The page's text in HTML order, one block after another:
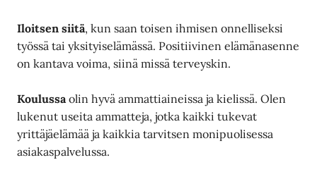
Iloitsen siitä, kun saan toisen ihmisen onnelliseksi
työssä tai yksityiselämässä. Positiivinen elämänasenne
on kantava voima, siinä missä terveyskin.
Koulussaolin hyvä ammattiaineissa ja kielissä. Olen
lukenut useita ammatteja, jotka kaikki tukevat
yrittäjäelämää ja kaikkia tarvitsen monipuolisessa
asiakaspalvelussa.